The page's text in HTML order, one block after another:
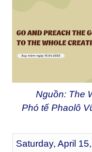
Nguồn: The
Phó tế Phaolô
Saturday, April